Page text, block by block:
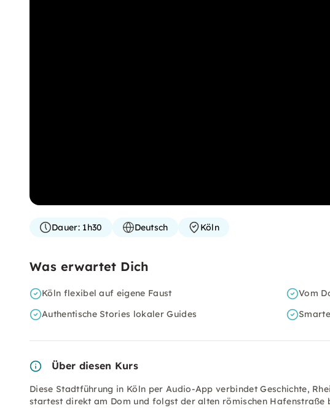
Dauer:1h30 Deutsch Köln
Was erwartet Dich
Köln flexibel auf eigene Faust
Vom
Authentische Stories lokaler Guides
Über diesen Kurs
Diese Stadtführung in Köln per Audio-App verbindet Geschichte,
startest direkt am Dom und folgst der alten römischen Hafenstraße